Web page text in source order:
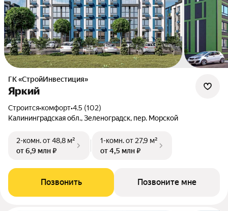
ГК «СтройИнвестиция»
Яркий
Строится•комфорт•4.5 (102)
Калининградская обл., Зеленоградск, пер. Морской
2-комн.от 48,8 м²
от 6,9 млн ₽
1-комн.от 27,9 м²
от 4,5 млн ₽
Позвонить Позвоните мне